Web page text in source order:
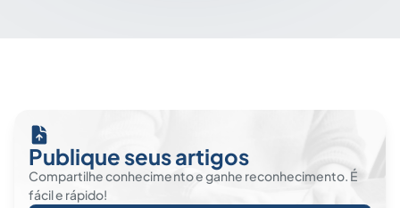
Publique seus artigos
Compartilhe conhecimento e ganhe reconhecimento. É
fácil e rápido!